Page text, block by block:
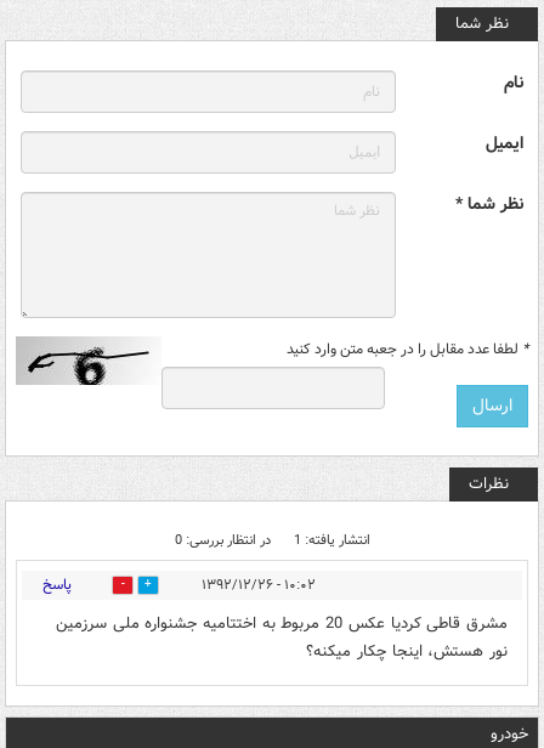
نظر شما
نام
ایمیل
نظر شما *
* لطفا عدد مقابل را در جعبه متن وارد کنید
نظرات
انتشار یافته: 1 در انتظار بررسی: 0
۱۰:۰۲ - ۱۳۹۲/۱۲/۲۶ 0 پاسخ
مشرق قاطی کردیا عکس 20 مربوط به اختتامیه جشنواره ملی سرزمین
نور هستش، اینجا چکار میکنه؟
خودرو